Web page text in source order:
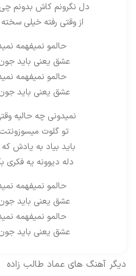
دل نگرونم کاش بدونم چی
از وقتی رفته خیلی سخته
حالمو نمیفهمه
عشق یعنی باید
حالمو نمیفهمه
عشق یعنی باید
نمیدونی چه حالیه
تو گلوت
باید بیاد به یادش
دله دیوونه یه فکری
حالمو نمیفهمه
عشق یعنی باید
حالمو نمیفهمه
عشق یعنی باید
دیگر آهنگ های عماد طالب زاده